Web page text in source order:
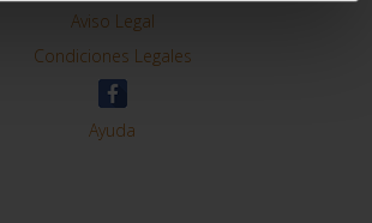
Aviso Legal
Condiciones Legales
Ayuda